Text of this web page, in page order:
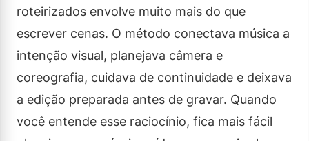
roteirizados envolve muito mais do que
escrever cenas. O método conectava música a
intenção visual, planejava câmera e
coreografia, cuidava de continuidade e deixava
a edição preparada antes de gravar. Quando
você entende esse raciocínio, fica mais fácil